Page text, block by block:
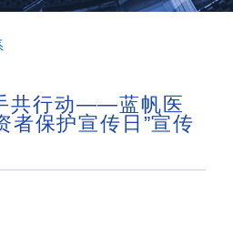
共行动——蓝帆医
者保护宣传日”宣传